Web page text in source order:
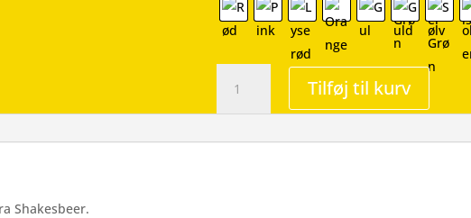
Beer
-
Tilføj til kurv
Shakesbeer.